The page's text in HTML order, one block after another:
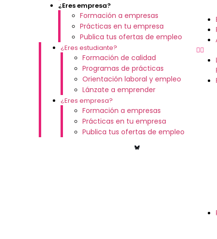
¿Eres empresa?
Formación a empresas
Prácticas en tu empresa
Publica tus ofertas de empleo
¿Eres estudiante?
Formación de calidad
Programas de prácticas
Orientación laboral y empleo
Lánzate a emprender
¿Eres empresa?
Formación a empresas
Prácticas en tu empresa
Publica tus ofertas de empleo